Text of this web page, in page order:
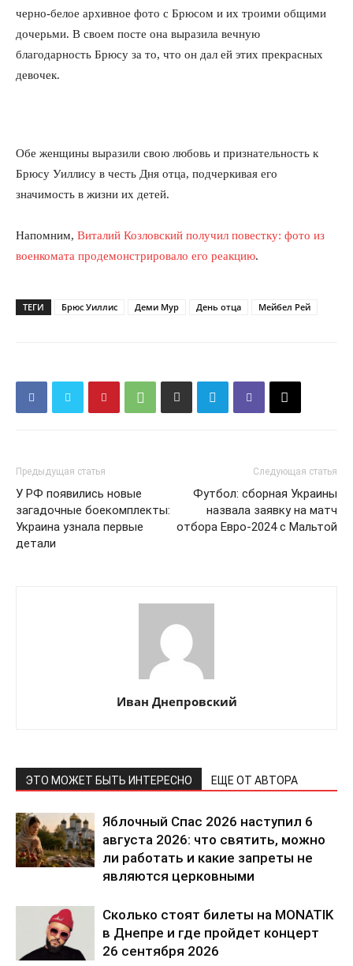
черно-белое архивное фото с Брюсом и их троими общими
дочерьми. В своем посте она выразила вечную
благодарность Брюсу за то, что он дал ей этих прекрасных
девочек.
Обе женщины выразили свою любовь и признательность к
Брюсу Уиллису в честь Дня отца, подчеркивая его
значимость в жизни их детей.
Напомним, Виталий Козловский получил повестку: фото из
военкомата продемонстрировало его реакцию.
ТЕГИ Брюс Уиллис Деми Мур День отца Мейбел Рей
Предыдущая статья
У РФ появились новые
загадочные боекомплекты:
Украина узнала первые
детали
Следующая статья
Футбол: сборная Украины
назвала заявку на матч
отбора Евро-2024 с Мальтой
Иван Днепровский
ЭТО МОЖЕТ БЫТЬ ИНТЕРЕСНО ЕЩЕ ОТ АВТОРА
Яблочный Спас 2026 наступил 6
августа 2026: что святить, можно
ли работать и какие запреты не
являются церковными
Сколько стоят билеты на MONATIK
в Днепре и где пройдет концерт
26 сентября 2026